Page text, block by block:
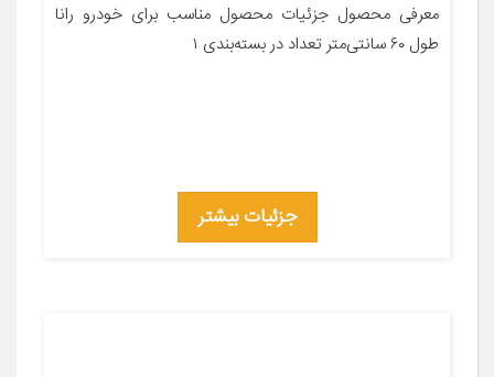
معرفی محصول جزئیات محصول مناسب برای خودرو رانا
طول ۶۰ سانتی‌متر تعداد در بسته‌بندی ۱
جزئیات بیشتر